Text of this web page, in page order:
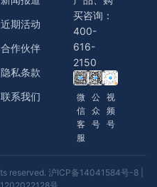
近期活动
合作伙伴
隐私条款
联系我们
买咨询：
400-
616-
2150
微
信
客
服
公
众
号
视
频
号
reserved. 沪ICP备14041584号-8|